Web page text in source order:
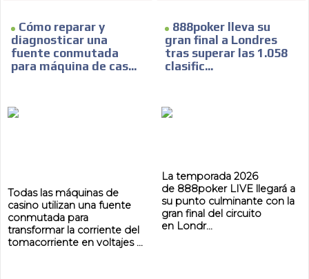
Cómo reparar y
diagnosticar una
fuente conmutada
para máquina de cas...
Todas las máquinas de
casino utilizan una fuente
conmutada para
transformar la corriente del
tomacorriente en voltajes ...
888poker lleva su
gran final a Londres
tras superar las 1.058
clasific...
La temporada 2026
de 888poker LIVE llegará a
su punto culminante con la
gran final del circuito
en Londr...